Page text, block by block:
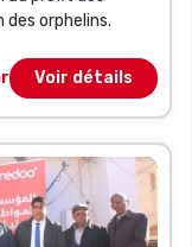
orphelins.
Voir détails